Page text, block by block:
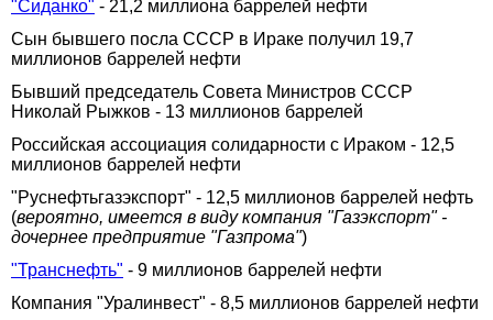
"Сиданко" - 21,2 миллиона баррелей нефти
Сын бывшего посла СССР в Ираке получил 19,7
миллионов баррелей нефти
Бывший председатель Совета Министров СССР
Николай Рыжков - 13 миллионов баррелей
Российская ассоциация солидарности с Ираком - 12,5
миллионов баррелей нефти
"Руснефтьгазэкспорт" - 12,5 миллионов баррелей нефть
(вероятно, имеется в виду компания "Газэкспорт" -
дочернее предприятие "Газпрома")
"Транснефть" - 9 миллионов баррелей нефти
Компания "Уралинвест" - 8,5 миллионов баррелей нефти